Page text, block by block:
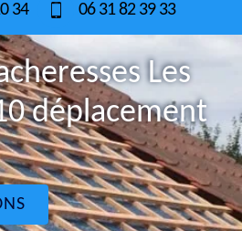
34 06 31 82 39 33
Les
déplacement